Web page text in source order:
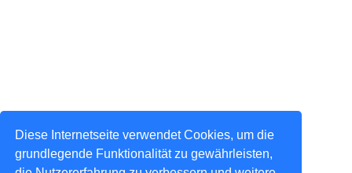
Diese Internetseite verwendet Cookies, um die
grundlegende Funktionalität zu gewährleisten,